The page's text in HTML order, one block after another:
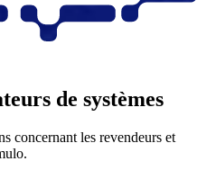
de systèmes
concernant les revendeurs et